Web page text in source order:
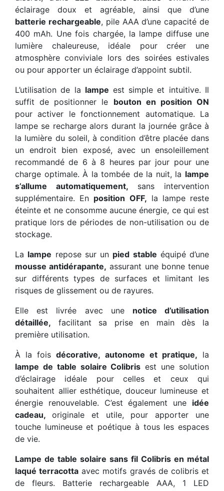
éclairage doux et agréable, ainsi que d’une
batterie rechargeable, pile AAA d’une capacité de
400 mAh. Une fois chargée, la lampe diffuse une
lumière chaleureuse, idéale pour créer une
atmosphère conviviale lors des soirées estivales
ou pour apporter un éclairage d’appoint subtil.
L’utilisation de la lampe est simple et intuitive. Il
suffit de positionner le bouton en position ON
pour activer le fonctionnement automatique. La
lampe se recharge alors durant la journée grâce à
la lumière du soleil, à condition d’être placée dans
un endroit bien exposé, avec un ensoleillement
recommandé de 6 à 8 heures par jour pour une
charge optimale. À la tombée de la nuit, la lampe
s’allume automatiquement, sans intervention
supplémentaire. En position OFF, la lampe reste
éteinte et ne consomme aucune énergie, ce qui est
pratique lors de périodes de non-utilisation ou de
stockage.
La lampe repose sur un pied stable équipé d’une
mousse antidérapante, assurant une bonne tenue
sur différents types de surfaces et limitant les
risques de glissement ou de rayures.
Elle est livrée avec une notice d’utilisation
détaillée, facilitant sa prise en main dès la
première utilisation.
À la foisdécorative, autonome et pratique, la
lampe de table solaire Colibris est une solution
d’éclairage idéale pour celles et ceux qui
souhaitent allier esthétique, douceur lumineuse et
énergie renouvelable. C’est également une idée
cadeau, originale et utile, pour apporter une
touche lumineuse et poétique à tous les espaces
de vie.
Lampe de table solaire sans fil Colibris en métal
laqué terracotta avec motifs gravés de colibris et
de fleurs. Batterie rechargeable AAA, 1 LED